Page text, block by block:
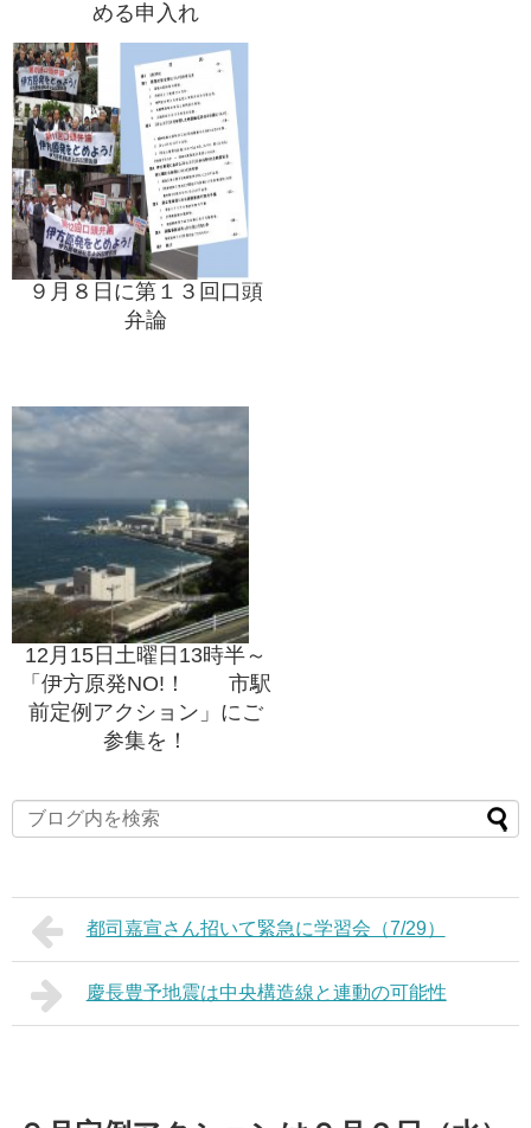
める申入れ
９月８日に第１３回口頭
弁論
12月15日土曜日13時半～
「伊方原発NO!！ 市駅
前定例アクション」にご
参集を！
都司嘉宣さん招いて緊急に学習会（7/29）
慶長豊予地震は中央構造線と連動の可能性